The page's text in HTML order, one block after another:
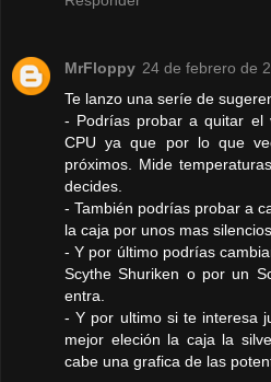
MrFloppy 24 de febrero de
Te lanzo una seríe de
- Podrías probar a quitar el
CPU ya que por lo que
próximos. Mide
decides.
- También podrías probar a
la caja por unos mas
- Y por último podrías
Scythe Shuriken o por un
entra.
- Y por ultimo si te interesa
mejor eleción la caja la
cabe una grafica de las